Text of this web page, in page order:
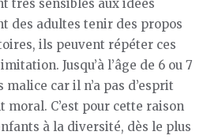
très sensibles aux idées
des adultes tenir des propos
ils peuvent répéter ces
Jusqu’à l’âge de 6 ou 7
car il n’a pas d’esprit
C’est pour cette raison
à la diversité, dès le plus